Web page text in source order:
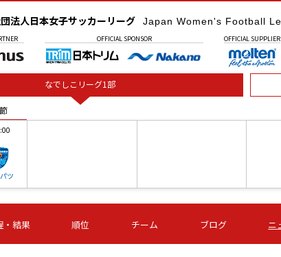
法人日本女子サッカーリーグ Japan Women's Football
OFFICIAL SPONSOR OFFICIAL SUPPLIER
なでしこリーグ1部
ツ
第16節 09/05 (土) 15:00
石人の星
-
第16節 09/05 (土) 16:00
ＡＧＦ
-
・結果 順位 チーム ブログ ニ